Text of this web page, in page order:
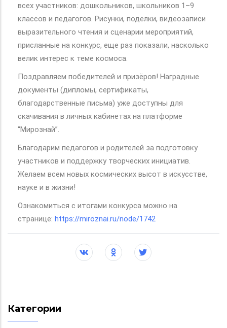
всех участников: дошкольников, школьников 1–9
классов и педагогов. Рисунки, поделки, видеозаписи
выразительного чтения и сценарии мероприятий,
присланные на конкурс, еще раз показали, насколько
велик интерес к теме космоса.
Поздравляем победителей и призёров! Наградные
документы (дипломы, сертификаты,
благодарственные письма) уже доступны для
скачивания в личных кабинетах на платформе
“Мирознай”.
Благодарим педагогов и родителей за подготовку
участников и поддержку творческих инициатив.
Желаем всем новых космических высот в искусстве,
науке и в жизни!
Ознакомиться с итогами конкурса можно на
странице: https://miroznai.ru/node/1742
Категории